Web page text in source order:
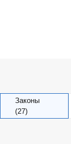
Законы
(27)